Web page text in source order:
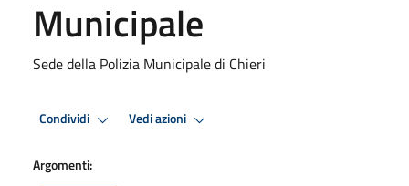
Municipale
Sede della Polizia Municipale di Chieri
Condividi Vedi azioni
Argomenti: